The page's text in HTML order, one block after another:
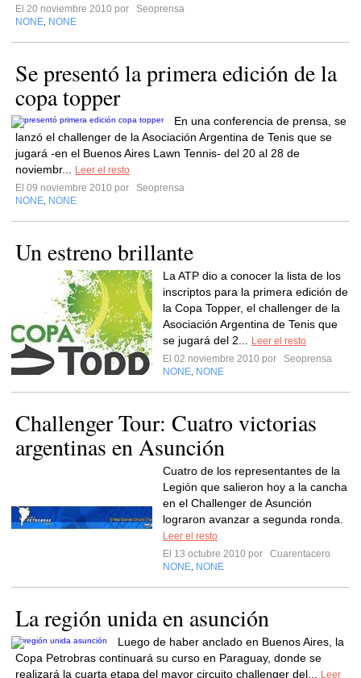
El 20 noviembre 2010 por
Seoprensa
NONE NONE
Se presentó la primera edición de la
copa topper
En una conferencia de prensa, se
lanzó el challenger de la Asociación Argentina de Tenis que se
jugará -en el Buenos Aires Lawn Tennis- del 20 al 28 de
noviembr...
Leer el resto
El 09 noviembre 2010 por
Seoprensa
NONE NONE
Un estreno brillante
La ATP dio a conocer la lista de los
inscriptos para la primera edición de
la Copa Topper, el challenger de la
Asociación Argentina de Tenis que
se jugará del 2...
Leer el resto
El 02 noviembre 2010 por
Seoprensa
NONE NONE
Challenger Tour: Cuatro victorias
argentinas en Asunción
Cuatro de los representantes de la
Legión que salieron hoy a la cancha
en el Challenger de Asunción
lograron avanzar a segunda ronda.
Leer el resto
El 13 octubre 2010 por
Cuarentacero
NONE NONE
La región unida en asunción
Luego de haber anclado en Buenos Aires, la
Copa Petrobras continuará su curso en Paraguay, donde se
realizará la cuarta etapa del mayor circuito challenger del...
Leer